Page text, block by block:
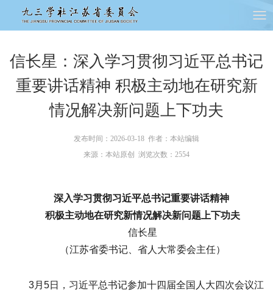
信长星：深入学习贯彻习近平总书记
重要讲话精神 积极主动地在研究新
情况解决新问题上下功夫
发布时间：2026-03-18 作者：本站编辑
来源：本站原创 浏览次数： 2554
深入学习贯彻习近平总书记重要讲话精神
积极主动地在研究新情况解决新问题上下功夫
信长星
（江苏省委书记、省人大常委会主任）
3月5日，习近平总书记参加十四届全国人大四次会议江